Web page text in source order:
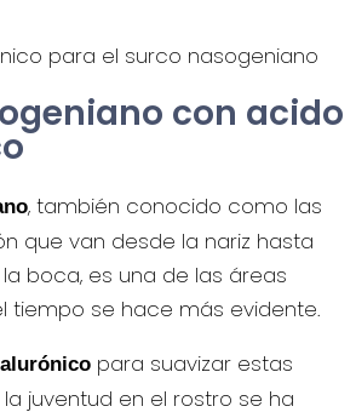
con acido
, también conocido como las
que van desde la nariz hasta
boca, es una de las áreas
tiempo se hace más evidente.
para suavizar estas
juventud en el rostro se ha